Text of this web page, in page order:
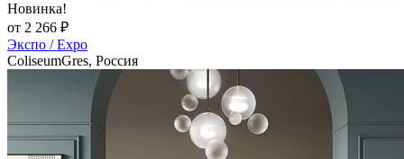
Новинка!
от 2 266 ₽
Экспо / Expo
ColiseumGres, Россия